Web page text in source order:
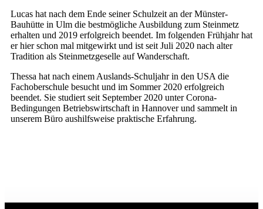
Lucas hat nach dem Ende seiner Schulzeit an der Münster-
Bauhütte in Ulm die bestmögliche Ausbildung zum Steinmetz
erhalten und 2019 erfolgreich beendet. Im folgenden Frühjahr hat
er hier schon mal mitgewirkt und ist seit Juli 2020 nach alter
Tradition als Steinmetzgeselle auf Wanderschaft.
Thessa hat nach einem Auslands-Schuljahr in den USA die
Fachoberschule besucht und im Sommer 2020 erfolgreich
beendet. Sie studiert seit September 2020 unter Corona-
Bedingungen Betriebswirtschaft in Hannover und sammelt in
unserem Büro aushilfsweise praktische Erfahrung.